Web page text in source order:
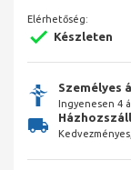
Elérhetőség:
Készleten
Személyes
Ingyenesen 4